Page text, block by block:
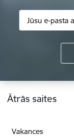
Kājene
Ātrās saites
Vakances